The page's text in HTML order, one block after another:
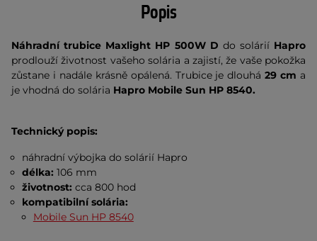
Popis
Náhradní trubice Maxlight HP 500W D do soláriíHapro
prodlouží životnost vašeho solária a zajistí, že vaše pokožka
zůstane i nadále krásně opálená. Trubice je dlouhá29 cm a
je vhodná do solária Hapro Mobile Sun HP 8540.
Technický popis:
náhradní výbojka do solárií Hapro
délka:106 mm
životnost:cca 800 hod
kompatibilní solária:
Mobile Sun HP 8540